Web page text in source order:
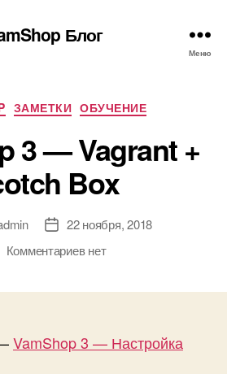
Блог
Меню
Рубрики
ЗАМЕТКИ ОБУЧЕНИЕ
3 — Vagrant +
Box
Дата22 ноября, 2018
Комментариевк
Vagrant
+
нет
VamShop 3 — Настройка